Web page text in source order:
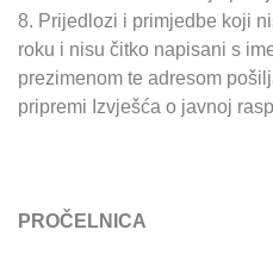
8. Prijedlozi i primjedbe koji
roku i nisu čitko napisani s
prezimenom te adresom
pripremi Izvješća o javnoj
PROČELNICA